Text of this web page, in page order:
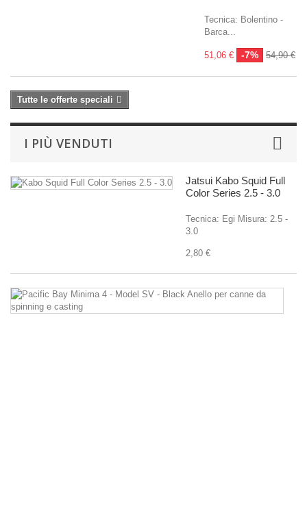
Tecnica: Bolentino -
Barca...
51,06 € -7% 54,90 €
Tutte le offerte speciali
I PIÙ VENDUTI
Jatsui Kabo Squid Full
Color Series 2.5 - 3.0
Tecnica: Egi Misura: 2.5 -
3.0
2,80 €